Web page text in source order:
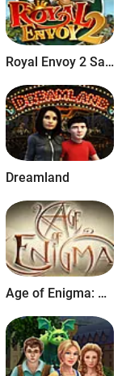
Royal Envoy 2 Sammleredition
Dreamland
Age of Enigma: Das Geheimnis des sechsten Geistes